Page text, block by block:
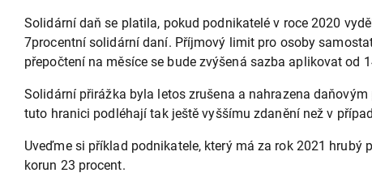
Solidární daň se platila, pokud podnikatelé v roce 2020
7procentní solidární daní. Příjmový limit pro osoby
přepočtení na měsíce se bude zvýšená sazba aplikovat od
Solidární přirážka byla letos zrušena a nahrazena
tuto hranici podléhají tak ještě vyššímu zdanění než v
Uveďme si příklad podnikatele, který má za rok 2021
korun 23 procent.